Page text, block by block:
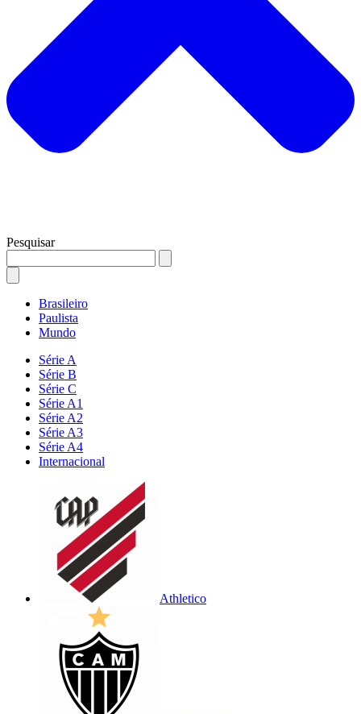
Pesquisar
Brasileiro
Paulista
Mundo
Série A
Série B
Série C
Série A1
Série A2
Série A3
Série A4
Internacional
Athletico